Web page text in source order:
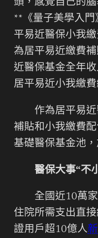
頭，感覺自己的
**《量子美學入
平易近醫保小我
為居平易近繳費
近醫保基金全年
居平易近小我繳費
作為居平易
補貼和小我繳費
基礎醫保基金池
醫保大事“不
全國近10萬
住院所需支出直
證用戶超10億人